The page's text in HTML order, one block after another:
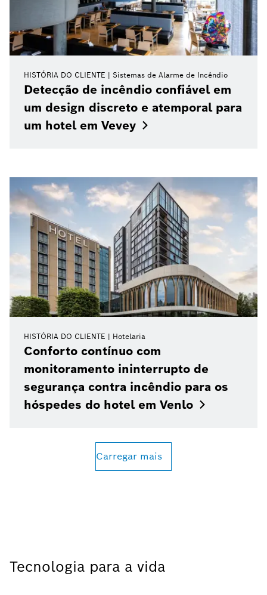
HISTÓRIA DO CLIENTE Sistemas de Alarme de Incêndio
Detecção de incêndio confiável em
um design discreto e atemporal para
um hotel em Vevey
HISTÓRIA DO CLIENTE Hotelaria
Conforto contínuo com
monitoramento ininterrupto de
segurança contra incêndio para os
hóspedes do hotel em Venlo
Carregar mais
Tecnologia para a vida